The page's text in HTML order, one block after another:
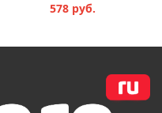
578 руб.